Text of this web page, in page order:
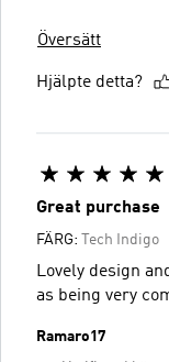
Översätt
Hjälpte detta?
Great purchase
FÄRG: Tech Indigo
Lovely design
as being very
Ramaro17